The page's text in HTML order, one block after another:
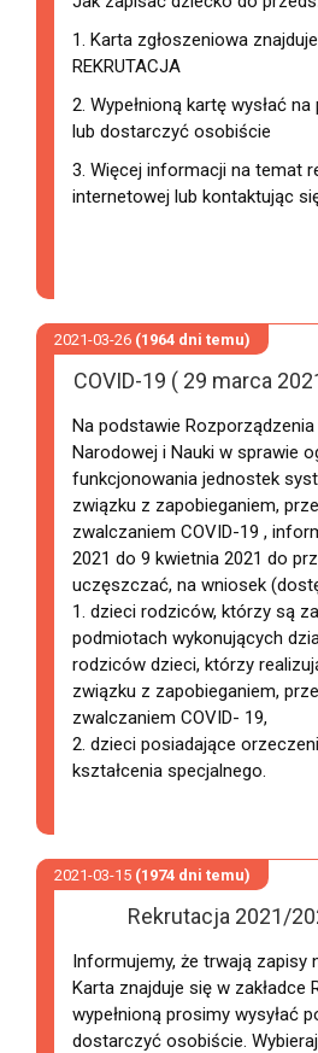
1. Karta zgłoszeniowa
REKRUTACJA
2. Wypełnioną kartę wysłać
lub dostarczyć osobiście
3. Więcej informacji na temat
internetowej lub kontaktując
COVID-19 ( 29 marca
2021-03-26 (1964 dni temu)
Na podstawie Rozporządzenia
Narodowej i Nauki w sprawie
funkcjonowania jednostek
związku z zapobieganiem,
zwalczaniem COVID-19 ,
2021 do 9 kwietnia 2021 do
uczęszczać, na wniosek
1. dzieci rodziców, którzy są
podmiotach wykonujących
rodziców dzieci, którzy
związku z zapobieganiem,
zwalczaniem COVID- 19,
2. dzieci posiadające
kształcenia specjalnego.
Rekrutacja 2021/
2021-03-15 (1974 dni temu)
Informujemy, że trwają zapisy
Karta znajduje się w zakładce
wypełnioną prosimy wysyłać
dostarczyć osobiście.